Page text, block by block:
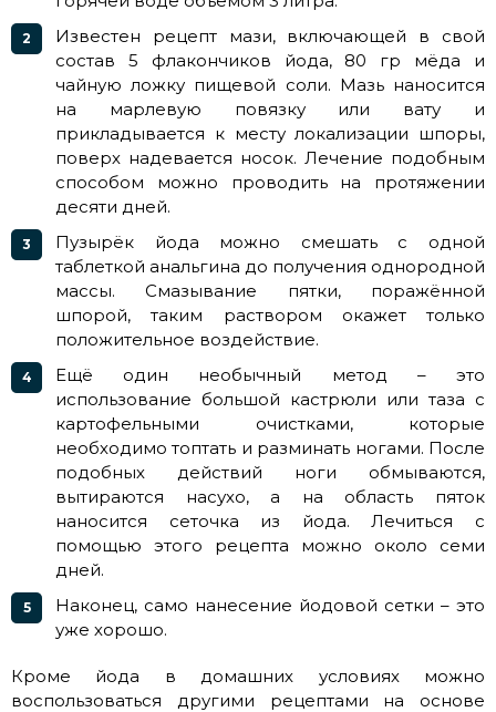
Известен рецепт мази, включающей в свой
состав 5 флакончиков йода, 80 гр мёда и
чайную ложку пищевой соли. Мазь наносится
на марлевую повязку или вату и
прикладывается к месту локализации шпоры,
поверх надевается носок. Лечение подобным
способом можно проводить на протяжении
десяти дней.
Пузырёк йода можно смешать с одной
таблеткой анальгина до получения однородной
массы. Смазывание пятки, поражённой
шпорой, таким раствором окажет только
положительное воздействие.
Ещё один необычный метод – это
использование большой кастрюли или таза с
картофельными очистками, которые
необходимо топтать и разминать ногами. После
подобных действий ноги обмываются,
вытираются насухо, а на область пяток
наносится сеточка из йода. Лечиться с
помощью этого рецепта можно около семи
дней.
Наконец, само нанесение йодовой сетки – это
уже хорошо.
Кроме йода в домашних условиях можно
воспользоваться другими рецептами на основе